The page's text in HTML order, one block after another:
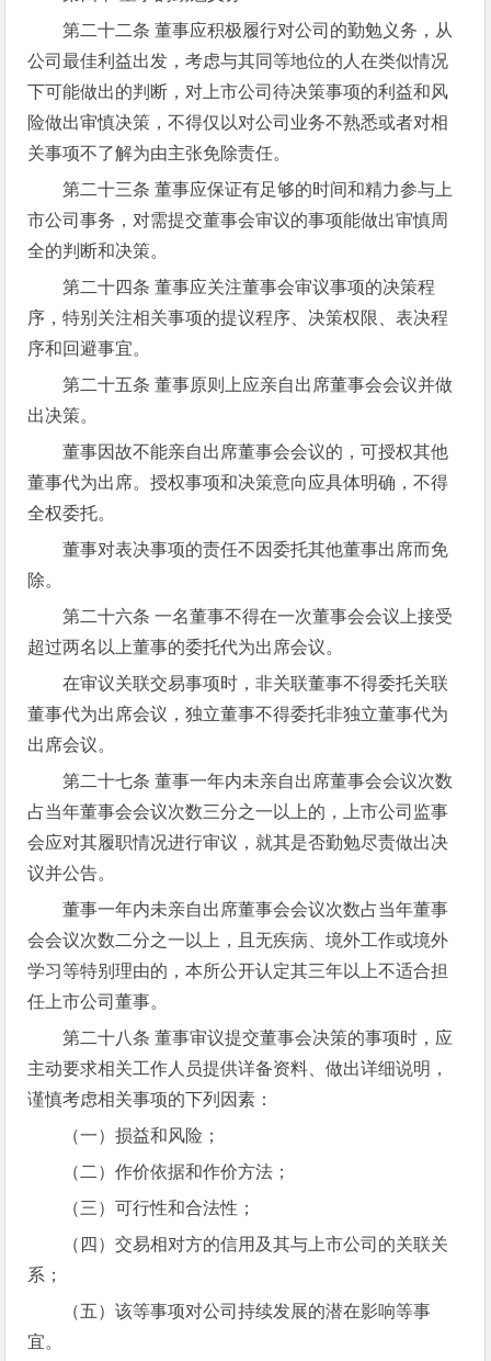
第二十二条 董事应积极履行对公司的勤勉义务，从
公司最佳利益出发，考虑与其同等地位的人在类似情况
下可能做出的判断，对上市公司待决策事项的利益和风
险做出审慎决策，不得仅以对公司业务不熟悉或者对相
关事项不了解为由主张免除责任。
第二十三条 董事应保证有足够的时间和精力参与上
市公司事务，对需提交董事会审议的事项能做出审慎周
全的判断和决策。
第二十四条 董事应关注董事会审议事项的决策程
序，特别关注相关事项的提议程序、决策权限、表决程
序和回避事宜。
第二十五条 董事原则上应亲自出席董事会会议并做
出决策。
董事因故不能亲自出席董事会会议的，可授权其他
董事代为出席。授权事项和决策意向应具体明确，不得
全权委托。
董事对表决事项的责任不因委托其他董事出席而免
除。
第二十六条 一名董事不得在一次董事会会议上接受
超过两名以上董事的委托代为出席会议。
在审议关联交易事项时，非关联董事不得委托关联
董事代为出席会议，独立董事不得委托非独立董事代为
出席会议。
第二十七条 董事一年内未亲自出席董事会会议次数
占当年董事会会议次数三分之一以上的，上市公司监事
会应对其履职情况进行审议，就其是否勤勉尽责做出决
议并公告。
董事一年内未亲自出席董事会会议次数占当年董事
会会议次数二分之一以上，且无疾病、境外工作或境外
学习等特别理由的，本所公开认定其三年以上不适合担
任上市公司董事。
第二十八条 董事审议提交董事会决策的事项时，应
主动要求相关工作人员提供详备资料、做出详细说明，
谨慎考虑相关事项的下列因素：
（一）损益和风险；
（二）作价依据和作价方法；
（三）可行性和合法性；
（四）交易相对方的信用及其与上市公司的关联关
系；
（五）该等事项对公司持续发展的潜在影响等事
宜。